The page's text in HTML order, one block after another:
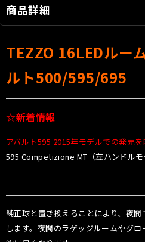
商品詳細
TEZZO 16LEDルー
ルト500/595/695
☆新着情報
アバルト595 2015年モデルでの発売を
595 Competizione MT（左ハンドルモ
純正球と置き換えることにより、夜
します。夜間のラゲッジルームやグ